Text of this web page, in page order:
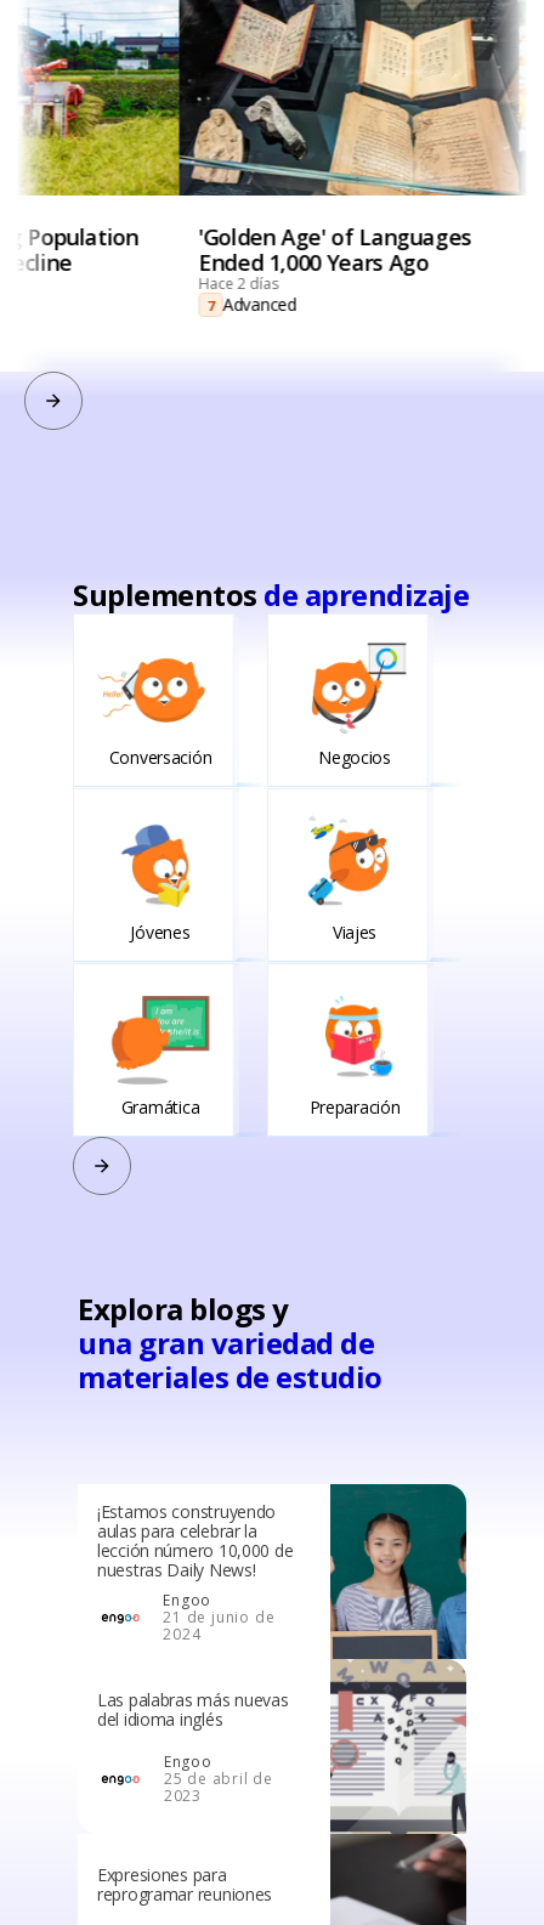
Population
'Golden Age' of Languages
Ended 1,000 Years Ago
Hace 2 días
7 Advanced
Suplementos de aprendizaje
Conversación Negocios
Jóvenes Viajes
Gramática Preparación
Explora blogs y
una gran variedad de
materiales de estudio
¡Estamos construyendo
aulas para celebrar la
lección número 10,000 de
nuestras Daily News!
Engoo
21 de junio de
2024
Las palabras más nuevas
del idioma inglés
Engoo
25 de abril de
2023
Expresiones para
reprogramar reuniones